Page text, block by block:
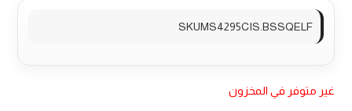
SKUMS4295CIS.BSSQELF
غير متوفر في المخزون